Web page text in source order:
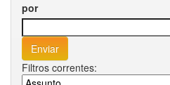
por
Filtros correntes: